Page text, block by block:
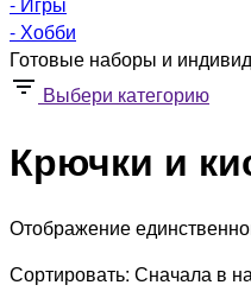
- Хобби
Готовые наборы и
Выбери категорию
Крючки и
Отображение
Сортировать: Сначала в